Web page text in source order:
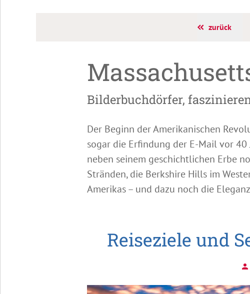
zurück
Bilderbuchdörfer,
Der Beginn der Amerikanischen
sogar die Erfindung der E-Mail vor
neben seinem geschichtlichen Erbe
Stränden, die Berkshire Hills im
Amerikas – und dazu noch die
Reiseziele und